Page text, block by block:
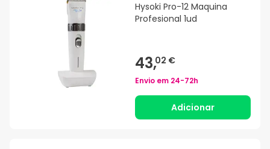
Hysoki Pro-12 Maquina
Profesional 1ud
43,02 €
Envio em 24-72h
Adicionar